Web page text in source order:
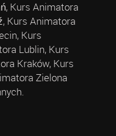
Kurs Animatora
Kurs Animatora
Kurs
Lublin, Kurs
Kraków, Kurs
Zielona